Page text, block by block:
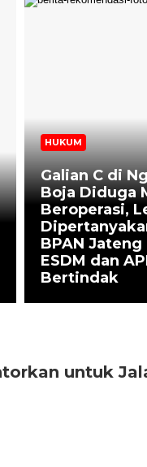
HUKUM
Galian C di
Boja Diduga
Beroperasi,
BPAN Jateng
ESDM dan
Bertindak
untuk